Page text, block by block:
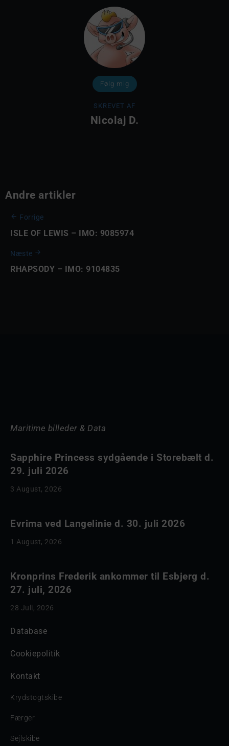
Følg mig
SKREVET AF
Nicolaj D.
Andre artikler
Forrige
ISLE OF LEWIS – IMO: 9085974
Næste
RHAPSODY – IMO: 9104835
Maritime billeder & Data
Sapphire Princess sydgående i Storebælt d.
29. juli 2026
3 August, 2026
Evrima ved Langelinie d. 30. juli 2026
1 August, 2026
Kronprins Frederik ankommer til Esbjerg d.
27. juli, 2026
28 Juli, 2026
Database
Cookiepolitik
Kontakt
Krydstogtskibe
Færger
Sejlskibe